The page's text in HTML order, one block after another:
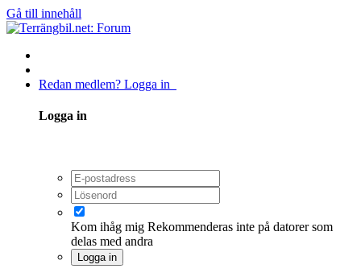
Gå till innehåll
Redan medlem? Logga in
Logga in
Kom ihåg mig Rekommenderas inte på datorer som
delas med andra
Logga in